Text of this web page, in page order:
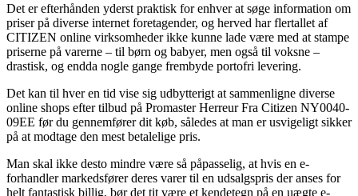
Det er efterhånden yderst praktisk for enhver at søge information om
priser på diverse internet foretagender, og herved har flertallet af
CITIZEN online virksomheder ikke kunne lade være med at stampe
priserne på varerne – til børn og babyer, men også til voksne –
drastisk, og endda nogle gange frembyde portofri levering.
Det kan til hver en tid vise sig udbytterigt at sammenligne diverse
online shops efter tilbud på Promaster Herreur Fra Citizen NY0040-
09EE før du gennemfører dit køb, således at man er usvigeligt sikker
på at modtage den mest betalelige pris.
Man skal ikke desto mindre være så påpasselig, at hvis en e-
forhandler markedsfører deres varer til en udsalgspris der anses for
helt fantastisk billig, bør det tit være et kendetegn på en uægte e-